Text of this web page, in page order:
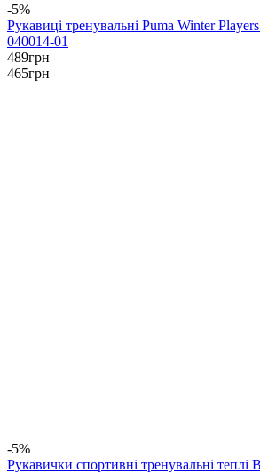
-5%
Рукавиці тренувальні Puma Winter
040014-01
489грн
465грн
-5%
Рукавички спортивні тренувальні теплі